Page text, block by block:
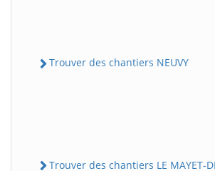
Trouver des chantiers NEUVY
Trouver des chantiers LE MAYET-